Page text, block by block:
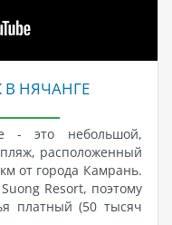
НЯЧАНГЕ
- это небольшой,
расположенный
от города Камрань.
Resort, поэтому
платный (50 тысяч